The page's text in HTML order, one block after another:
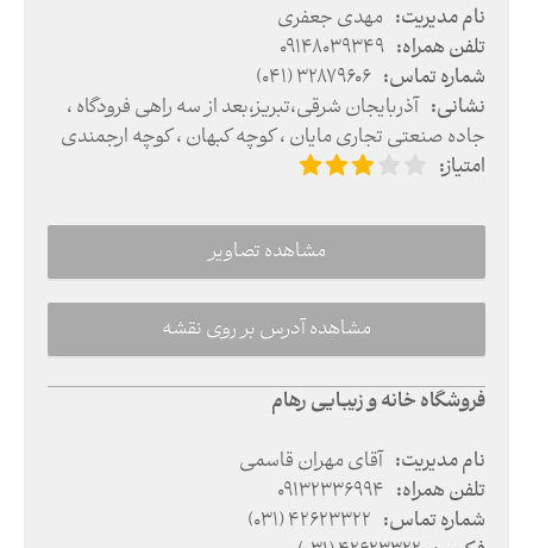
نام مدیریت: مهدی جعفری
تلفن همراه:
09148039349
شماره تماس:
(041) 32879606
نشانی: آذربایجان شرقی،تبریز،بعد از سه راهی فرودگاه ،
جاده صنعتی تجاری مایان ،‌ کوچه کبهان ، کوچه ارجمندی
امتیاز:
مشاهده تصاویر
مشاهده آدرس بر روی نقشه
فروشگاه خانه و زیبایی رهام
نام مدیریت: آقای مهران قاسمی
تلفن همراه:
09132336994
شماره تماس:
(031) 42623322